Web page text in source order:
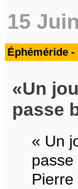
15
Éphéméride
Un
passe
« Un